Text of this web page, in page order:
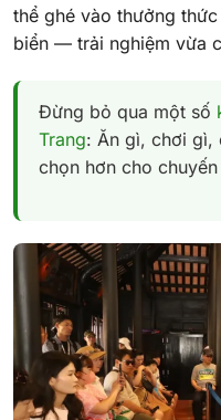
thể ghé vào thưởng
biển — trải nghiệm vừa
Đừng bỏ qua một số
Trang: Ăn gì, chơi gì,
chọn hơn cho